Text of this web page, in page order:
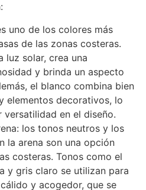
uno de los colores más
de las zonas costeras.
luz solar, crea una
y brinda un aspecto
el blanco combina bien
elementos decorativos, lo
en el diseño.
los tonos neutros y los
la arena son una opción
costeras. Tonos como el
y gris claro se utilizan para
y acogedor, que se